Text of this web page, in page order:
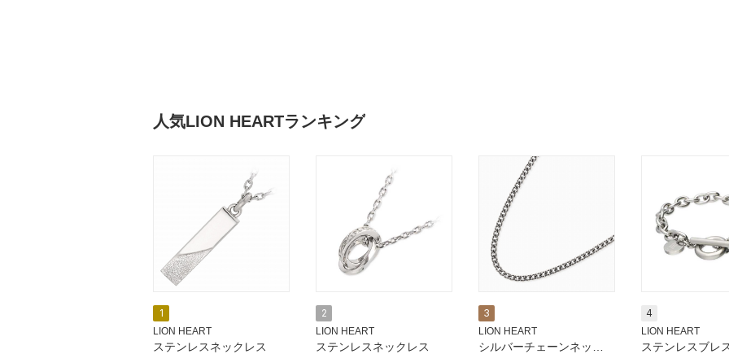
人気LION HEARTランキング
1
LION HEART
ステンレスネックレス
2
LION HEART
ステンレスネックレス
3
LION HEART
シルバーチェーンネック
4
LION HEART
ステンレスブレ